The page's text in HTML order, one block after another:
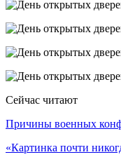
Сейчас читают
Причины военных
«Картинка почти